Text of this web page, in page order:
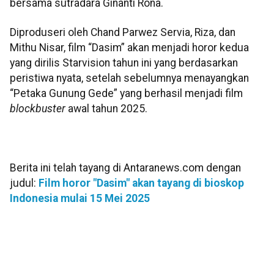
bersama sutradara Ginanti Rona.
Diproduseri oleh Chand Parwez Servia, Riza, dan
Mithu Nisar, film “Dasim” akan menjadi horor kedua
yang dirilis Starvision tahun ini yang berdasarkan
peristiwa nyata, setelah sebelumnya menayangkan
“Petaka Gunung Gede” yang berhasil menjadi film
blockbuster awal tahun 2025.
Berita ini telah tayang di Antaranews.com dengan
judul: Film horor "Dasim" akan tayang di bioskop
Indonesia mulai 15 Mei 2025